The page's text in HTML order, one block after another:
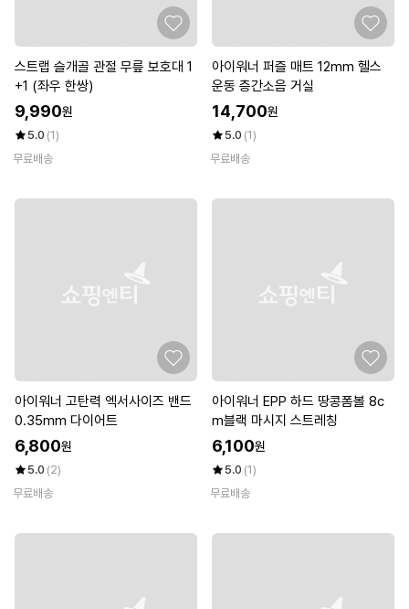
스트랩 슬개골 관절 무릎 보호대 1
+1 (좌우 한쌍)
9,990원
5.0 (1)
무료배송
아이워너 퍼즐 매트 12mm 헬스
운동 층간소음 거실
14,700원
5.0 (1)
무료배송
아이워너 고탄력 엑서사이즈 밴드
0.35mm 다이어트
6,800원
5.0 (2)
무료배송
아이워너 EPP 하드 땅콩폼볼 8c
m블랙 마시지 스트레칭
6,100원
5.0 (1)
무료배송